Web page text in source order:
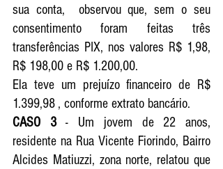
sua conta,  observou que, sem o seu
consentimento foram feitas três
transferências PIX, nos valores R$ 1,98,
R$ 198,00 e R$ 1.200,00.
Ela teve um prejuízo financeiro de R$
1.399,98 , conforme extrato bancário.
CASO 3 - Um jovem de 22 anos,
residente na Rua Vicente Fiorindo, Bairro
Alcides Matiuzzi, zona norte, relatou que